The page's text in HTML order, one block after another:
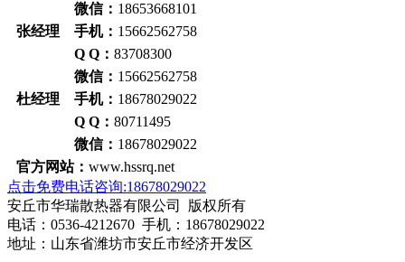
微信： 18653668101
张经理 手机： 15662562758
Q Q： 83708300
微信： 15662562758
杜经理 手机： 18678029022
Q Q： 80711495
微信： 18678029022
官方网站： www.hssrq.net
点击免费电话咨询:18678029022
安丘市华瑞散热器有限公司 版权所有
电话：0536-4212670 手机：18678029022
地址：山东省潍坊市安丘市经济开发区